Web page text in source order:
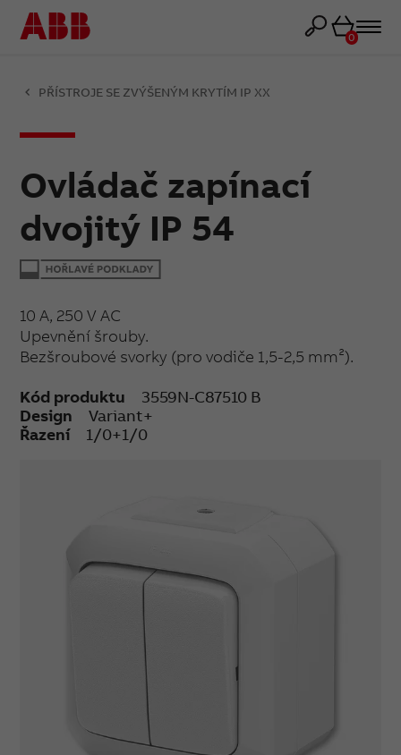
Košík
0
PŘÍSTROJE SE ZVÝŠENÝM KRYTÍM IP XX
Ovládač zapínací
dvojitý IP 54
10 A, 250 V AC
Upevnění šrouby.
Bezšroubové svorky (pro vodiče 1,5-2,5 mm²).
Kód produktu
3559N-C87510 B
Design
Variant+
Řazení
1/0+1/0